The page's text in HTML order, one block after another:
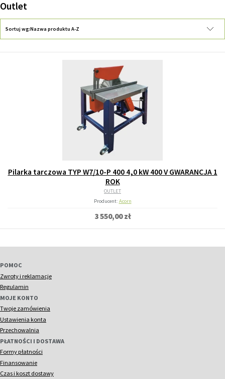
Outlet
Sortuj wg:Nazwa produktu A-Z
Pilarka tarczowa TYP W7/10-P 400 4,0 kW 400 V GWARANCJA 1
ROK
OUTLET
Producent: Acorn
3 550,00 zł
POMOC
Zwroty i reklamacje
Regulamin
MOJE KONTO
Twoje zamówienia
Ustawienia konta
Przechowalnia
PŁATNOŚCI I DOSTAWA
Formy płatności
Finansowanie
Czas i koszt dostawy